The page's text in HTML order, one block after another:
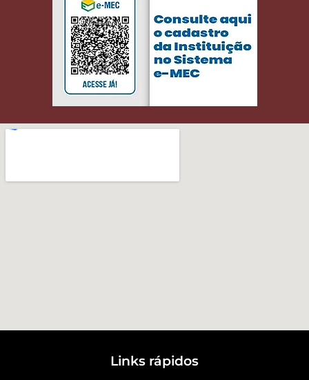
Links rápidos